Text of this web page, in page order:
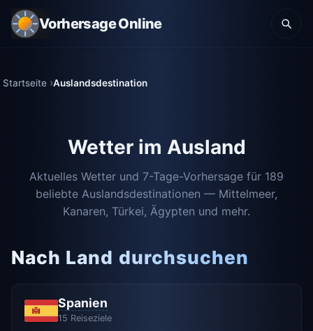
Vorhersage Online
Startseite Auslandsdestination
Wetter im Ausland
Aktuelles Wetter und 7-Tage-Vorhersage für 189
beliebte Auslandsdestinationen — Mittelmeer,
Kanaren, Türkei, Ägypten und mehr.
Nach Land durchsuchen
Spanien
15 Reiseziele